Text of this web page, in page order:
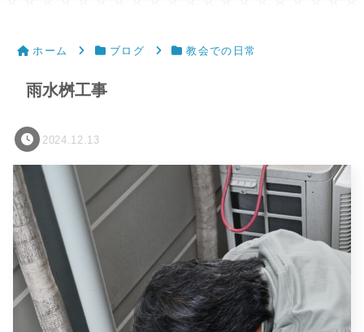
ホーム ブログ 教会での日常
雨水桝工事
2024.12.13